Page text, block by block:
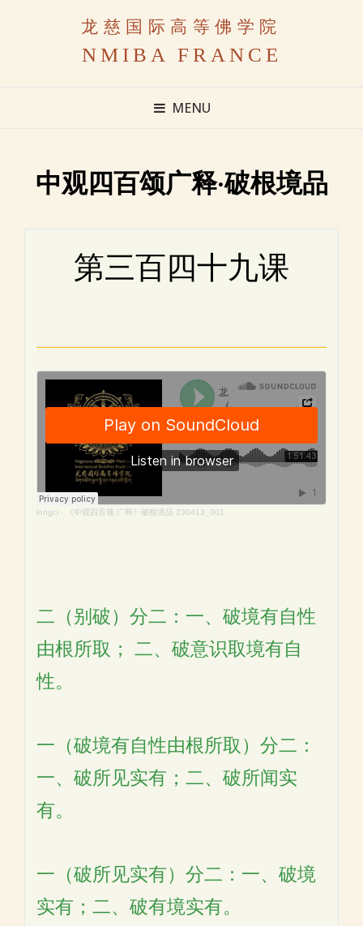
龙慈国际高等佛学院
NMIBA FRANCE
MENU
中观四百颂广释·破根境品
第三百四十九课
longci · 《中观四百颂·广释》破根境品 230413_001
二（别破）分二：一、破境有自性
由根所取； 二、破意识取境有自
性。
一（破境有自性由根所取）分二：
一、破所见实有；二、破所闻实
有。
一（破所见实有）分二：一、破境
实有；二、破有境实有。